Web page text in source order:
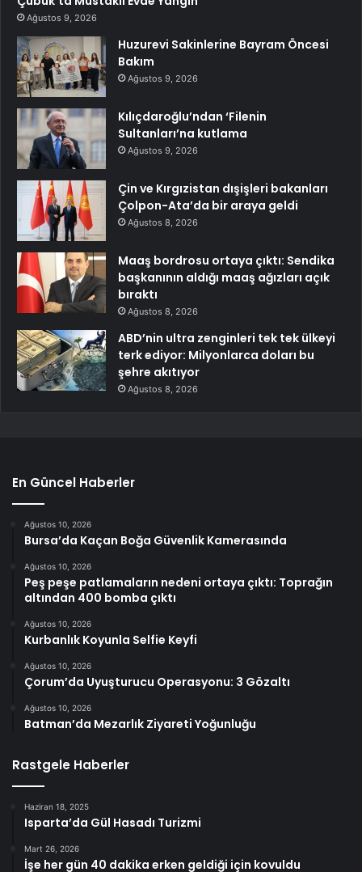
Ağustos 9, 2026
Huzurevi Sakinlerine Bayram Öncesi
Bakım
Ağustos 9, 2026
Kılıçdaroğlu’ndan ‘Filenin
Sultanları’na kutlama
Ağustos 9, 2026
Çin ve Kırgızistan dışişleri bakanları
Çolpon-Ata’da bir araya geldi
Ağustos 8, 2026
Maaş bordrosu ortaya çıktı: Sendika
başkanının aldığı maaş ağızları açık
bıraktı
Ağustos 8, 2026
ABD’nin ultra zenginleri tek tek ülkeyi
terk ediyor: Milyonlarca doları bu
şehre akıtıyor
Ağustos 8, 2026
En Güncel Haberler
Ağustos 10, 2026
Bursa’da Kaçan Boğa Güvenlik Kamerasında
Ağustos 10, 2026
Peş peşe patlamaların nedeni ortaya çıktı: Toprağın
altından 400 bomba çıktı
Ağustos 10, 2026
Kurbanlık Koyunla Selfie Keyfi
Ağustos 10, 2026
Çorum’da Uyuşturucu Operasyonu: 3 Gözaltı
Ağustos 10, 2026
Batman’da Mezarlık Ziyareti Yoğunluğu
Rastgele Haberler
Haziran 18, 2025
Isparta’da Gül Hasadı Turizmi
Mart 26, 2026
İşe her gün 40 dakika erken geldiği için kovuldu